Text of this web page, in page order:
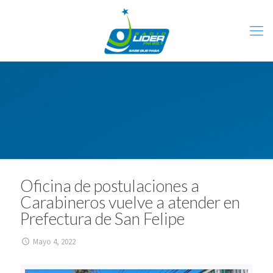
Oficina de postulaciones a
Carabineros vuelve a atender en
Prefectura de San Felipe
Mayo 4, 2022